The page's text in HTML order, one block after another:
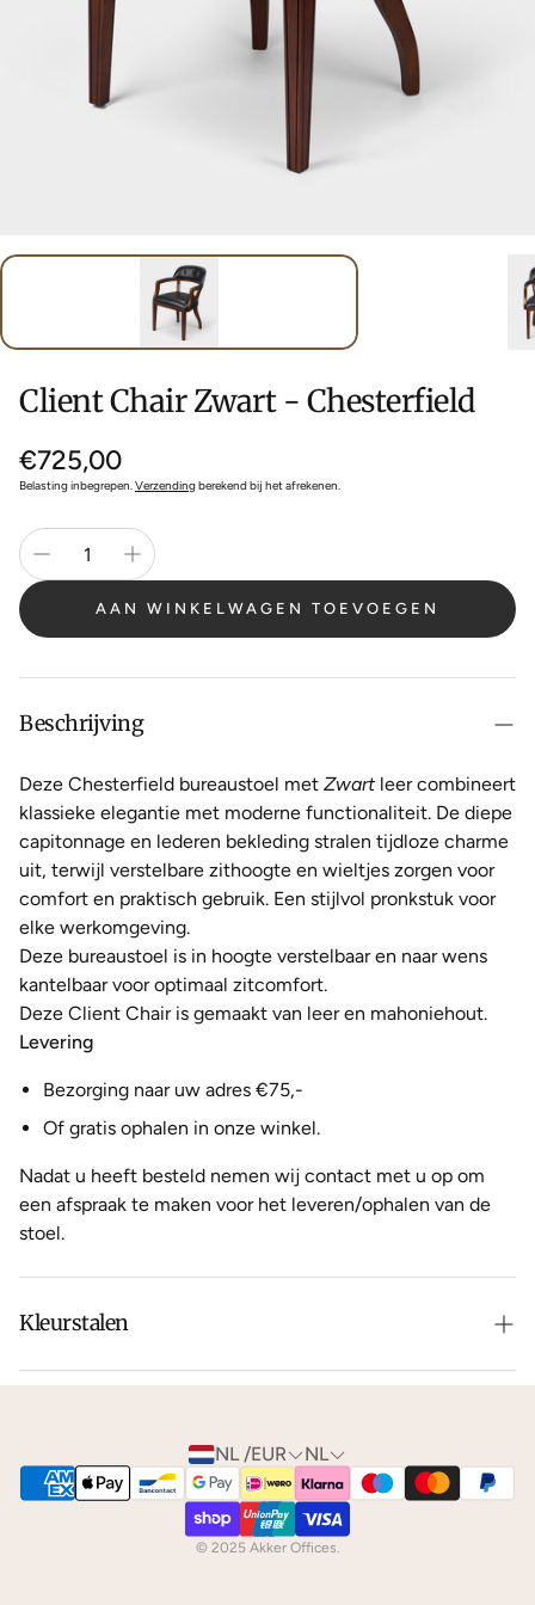
Client Chair Zwart - Chesterfield
Normale
prijs
€725,00
Belasting inbegrepen.Verzendingberekend bij het afrekenen.
AAN WINKELWAGEN TOEVOEGEN
Beschrijving
Deze Chesterfield bureaustoel met Zwartleer combineert
klassieke elegantie met moderne functionaliteit. De diepe
capitonnage en lederen bekleding stralen tijdloze charme
uit, terwijl verstelbare zithoogte en wieltjes zorgen voor
comfort en praktisch gebruik. Een stijlvol pronkstuk voor
elke werkomgeving.
Deze bureaustoel is in hoogte verstelbaar en naar wens
kantelbaar voor optimaal zitcomfort.
Deze Client Chair is gemaakt van leer en mahoniehout.
Levering
Bezorging naar uw adres €75,-
Of gratis ophalen in onze winkel.
Nadat u heeft besteld nemen wij contact met u op om
een afspraak te maken voor het leveren/ophalen van de
stoel.
Kleurstalen
Is de leer of hout kleur net niet zoals je het in gedachten
We kunnen je gratiskleurstalentoesturen via de post.
NL /EUR NL
© 2025 Akker Offices.